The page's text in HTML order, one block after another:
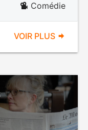
Comédie
VOIR PLUS